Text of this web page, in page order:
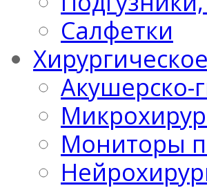
Салфетки
Акушерско-
Мониторы